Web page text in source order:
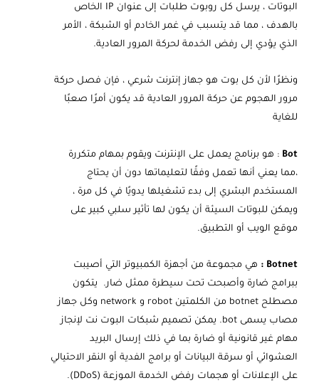
البوتات ، يرسل كل روبوت طلبات إلى عنوان IP الخاص
بالهدف ، مما قد يتسبب في غمر الخادم أو الشبكة ، الأمر
الذي يؤدي إلى رفض الخدمة لحركة المرور العادية.
ونظرًا لأن كل بوت هو جهاز إنترنت شرعي ، فإن فصل حركة
مرور الهجوم عن حركة المرور العادية قد يكون أمرًا صعبًا
للغاية
Bot : هو برنامج يعمل على الإنترنت ويقوم بمهام متكررة
،مما يعني أنها تعمل وفقًا لتعليماتها دون أن يحتاج
المستخدم البشري إلى بدء تشغيلها يدويًا في كل مرة ،
ويمكن للبوتات السيئة أن يكون لها تأثير سلبي كبير على
موقع الويب أو التطبيق.
Botnet :
هي مجموعة من أجهزة الكمبيوتر التي أصيبت
ببرامج ضارة وأصبحت تحت سيطرة ممثل ضار. يتكون
مصطلح botnet من الكلمتين robot و network وكل جهاز
مصاب يسمى bot. يمكن تصميم شبكات البوت نت لإنجاز
مهام غير قانونية أو ضارة بما في ذلك إرسال البريد
العشوائي أو سرقة البيانات أو برامج الفدية أو النقر الاحتيالي
على الإعلانات أو هجمات رفض الخدمة الموزعة (DDoS).